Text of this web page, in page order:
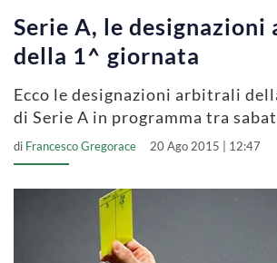
Serie A, le
della 1^ giornata
Ecco le designazioni arbitrali
di Serie A in programma tra
di Francesco Gregorace 20 Ago 2015 | 12:47